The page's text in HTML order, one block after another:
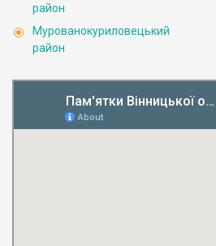
район
Мурованокуриловецький
район